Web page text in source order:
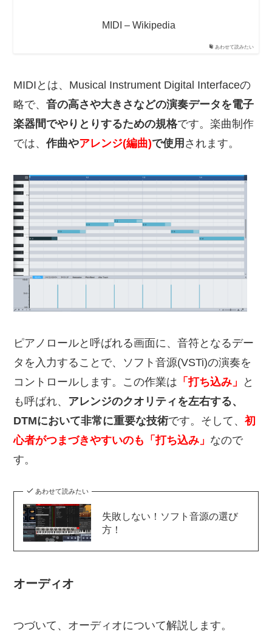
あわせて読みたい
MIDI – Wikipedia
MIDIとは、Musical Instrument Digital Interfaceの
略で、音の高さや大きさなどの演奏データを電子
楽器間でやりとりするための規格です。楽曲制作
では、作曲やアレンジ(編曲)で使用 されます。
ピアノロールと呼ばれる画面に、音符となるデー
タを入力することで、ソフト音源(VSTi)の演奏を
コントロールします。この作業は 「打ち込み」
と
も呼ばれ、 アレンジのクオリティを左右する、
DTMにおいて非常に重要な技術です。そして、初
心者がつまづきやすいのも「打ち込み」 なので
す。
あわせて読みたい
失敗しない！ソフト音源の選び
方！
オーディオ
つづいて、オーディオについて解説します。